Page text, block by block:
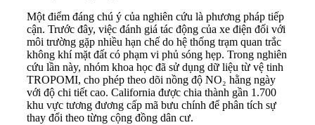
Một điểm đáng chú ý của nghiên cứu là phương pháp tiếp
cận. Trước đây, việc đánh giá tác động của xe điện đối với
môi trường gặp nhiều hạn chế do hệ thống trạm quan trắc
không khí mặt đất có phạm vi phủ sóng hẹp. Trong nghiên
cứu lần này, nhóm khoa học đã sử dụng dữ liệu từ vệ tinh
TROPOMI, cho phép theo dõi nồng độ NO₂ hằng ngày
với độ chi tiết cao. California được chia thành gần 1.700
khu vực tương đương cấp mã bưu chính để phân tích sự
thay đổi theo từng cộng đồng dân cư.